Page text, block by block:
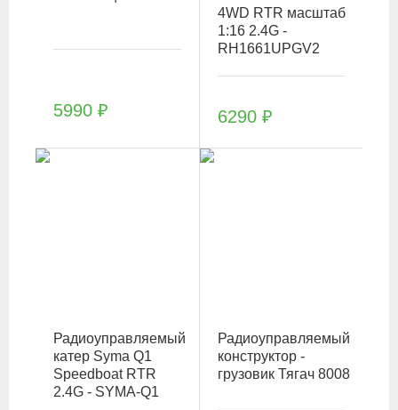
5990 ₽
4WD RTR масштаб
1:16 2.4G -
RH1661UPGV2
6290 ₽
Радиоуправляемый
катер Syma Q1
Speedboat RTR
2.4G - SYMA-Q1
Радиоуправляемый
конструктор -
грузовик Тягач 8008